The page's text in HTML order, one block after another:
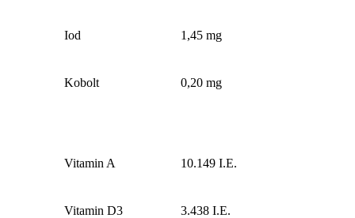
Iod 1,45 mg
Kobolt 0,20 mg
Vitamin A 10.149 I.E.
Vitamin D3 3.438 I.E.